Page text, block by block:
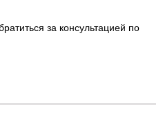
за консультацией по